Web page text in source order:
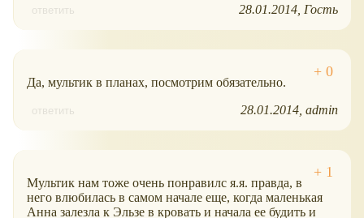
ответить 28.01.2014 Гость
Да, мультик в планах, посмотрим обязательно.
ответить 28.01.2014 admin
Мультик нам тоже очень понравилс я.я. правда, в
него влюбилась в самом начале еще, когда маленькая
Анна залезла к Эльзе в кровать и начала ее будить и